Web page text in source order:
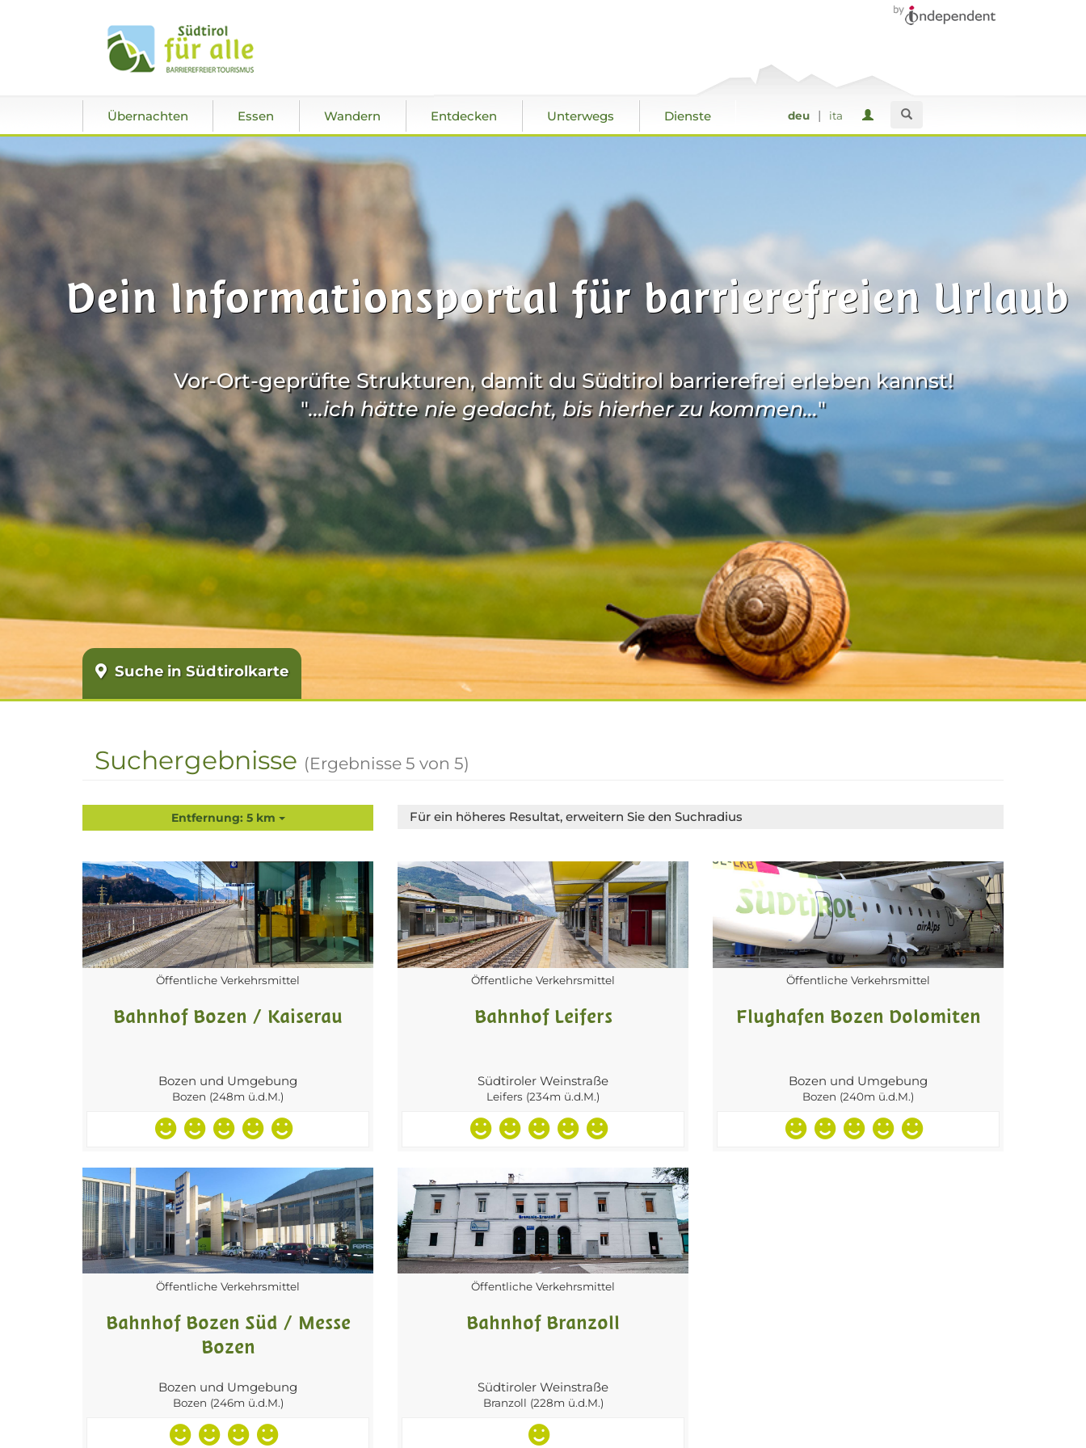
Übernachten Essen Wandern Entdecken Unterwegs Dienste deu | ita
Dein Informationsportal für barrierefreien Urlaub
Vor-Ort-geprüfte Strukturen, damit du Südtirol barrierefrei erleben kannst!
"...ich hätte nie gedacht, bis hierher zu kommen..."
Suche in Südtirolkarte
Suchergebnisse (Ergebnisse 5 von 5)
Entfernung: 5 km Für ein höheres Resultat, erweitern Sie den Suchradius
Öffentliche Verkehrsmittel
Bahnhof Bozen / Kaiserau
Bozen und Umgebung
Bozen (248m ü.d.M.)
Öffentliche Verkehrsmittel
Bahnhof Leifers
Südtiroler Weinstraße
Leifers (234m ü.d.M.)
Öffentliche Verkehrsmittel
Flughafen Bozen Dolomiten
Bozen und Umgebung
Bozen (240m ü.d.M.)
Öffentliche Verkehrsmittel
Bahnhof Bozen Süd / Messe
Bozen
Bozen und Umgebung
Bozen (246m ü.d.M.)
Öffentliche Verkehrsmittel
Bahnhof Branzoll
Südtiroler Weinstraße
Branzoll (228m ü.d.M.)